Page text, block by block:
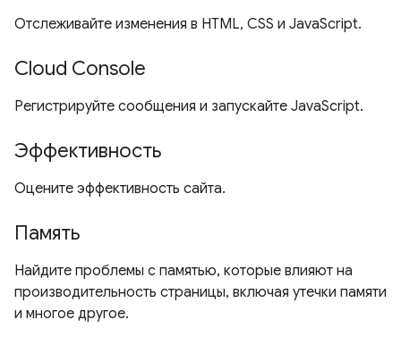
Отслеживайте изменения в HTML, CSS и JavaScript.
Cloud Console
Регистрируйте сообщения и запускайте JavaScript.
Эффективность
Оцените эффективность сайта.
Память
Найдите проблемы с памятью, которые влияют на
производительность страницы, включая утечки памяти
и многое другое.